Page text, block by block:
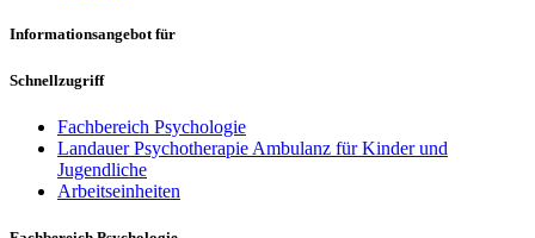
Informationsangebot für
Schnellzugriff
Fachbereich Psychologie
Landauer Psychotherapie Ambulanz für Kinder und
Jugendliche
Arbeitseinheiten